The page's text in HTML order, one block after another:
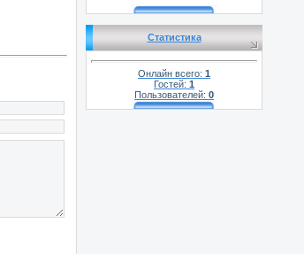
Статистика
Онлайн всего: 1
Гостей: 1
Пользователей: 0